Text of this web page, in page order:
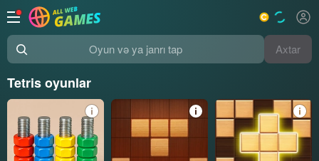
Oyun və ya janrı tap Axtar
Tetris oyunlar